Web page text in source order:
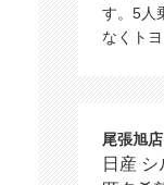
す。5人
なくト
尾張旭店
日産 シ